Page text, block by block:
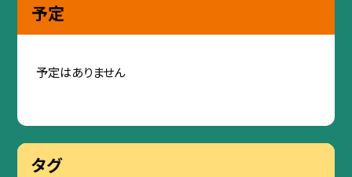
予定
予定はありません
タグ